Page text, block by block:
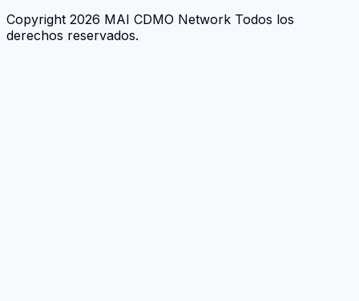
Copyright 2026 MAI CDMO Network Todos los
derechos reservados.